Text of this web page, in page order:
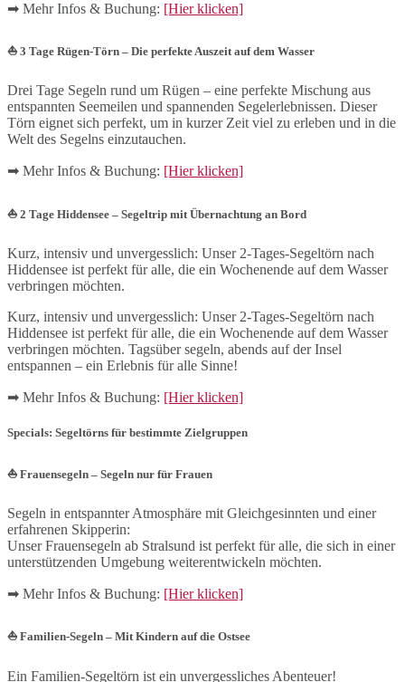
➡ Mehr Infos & Buchung: [Hier klicken]
⛵ 3 Tage Rügen-Törn – Die perfekte Auszeit auf dem Wasser
Drei Tage Segeln rund um Rügen – eine perfekte Mischung aus
entspannten Seemeilen und spannenden Segelerlebnissen. Dieser
Törn eignet sich perfekt, um in kurzer Zeit viel zu erleben und in die
Welt des Segelns einzutauchen.
➡ Mehr Infos & Buchung: [Hier klicken]
⛵ 2 Tage Hiddensee – Segeltrip mit Übernachtung an Bord
Kurz, intensiv und unvergesslich: Unser 2-Tages-Segeltörn nach
Hiddensee ist perfekt für alle, die ein Wochenende auf dem Wasser
verbringen möchten.
Kurz, intensiv und unvergesslich: Unser 2-Tages-Segeltörn nach
Hiddensee ist perfekt für alle, die ein Wochenende auf dem Wasser
verbringen möchten. Tagsüber segeln, abends auf der Insel
entspannen – ein Erlebnis für alle Sinne!
➡ Mehr Infos & Buchung: [Hier klicken]
Specials: Segeltörns für bestimmte Zielgruppen
⛵ Frauensegeln – Segeln nur für Frauen
Segeln in entspannter Atmosphäre mit Gleichgesinnten und einer
erfahrenen Skipperin:
Unser Frauensegeln ab Stralsund ist perfekt für alle, die sich in einer
unterstützenden Umgebung weiterentwickeln möchten.
➡ Mehr Infos & Buchung: [Hier klicken]
⛵ Familien-Segeln – Mit Kindern auf die Ostsee
Ein Familien-Segeltörn ist ein unvergessliches Abenteuer!